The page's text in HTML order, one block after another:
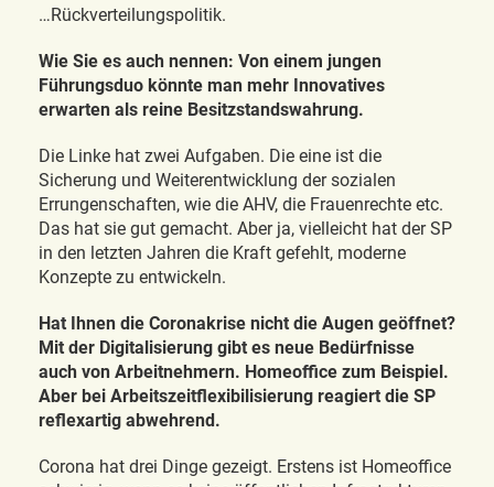
…Rückverteilungspolitik.
Wie Sie es auch nennen: Von einem jungen
Führungsduo könnte man mehr Innovatives
erwarten als reine Besitzstandswahrung.
Die Linke hat zwei Aufgaben. Die eine ist die
Sicherung und Weiterentwicklung der sozialen
Errungenschaften, wie die AHV, die Frauenrechte etc.
Das hat sie gut gemacht. Aber ja, vielleicht hat der SP
in den letzten Jahren die Kraft gefehlt, moderne
Konzepte zu entwickeln.
Hat Ihnen die Coronakrise nicht die Augen geöffnet?
Mit der Digitalisierung gibt es neue Bedürfnisse
auch von Arbeitnehmern. Homeoffice zum Beispiel.
Aber bei Arbeitszeitflexibilisierung reagiert die SP
reflexartig abwehrend.
Corona hat drei Dinge gezeigt. Erstens ist Homeoffice